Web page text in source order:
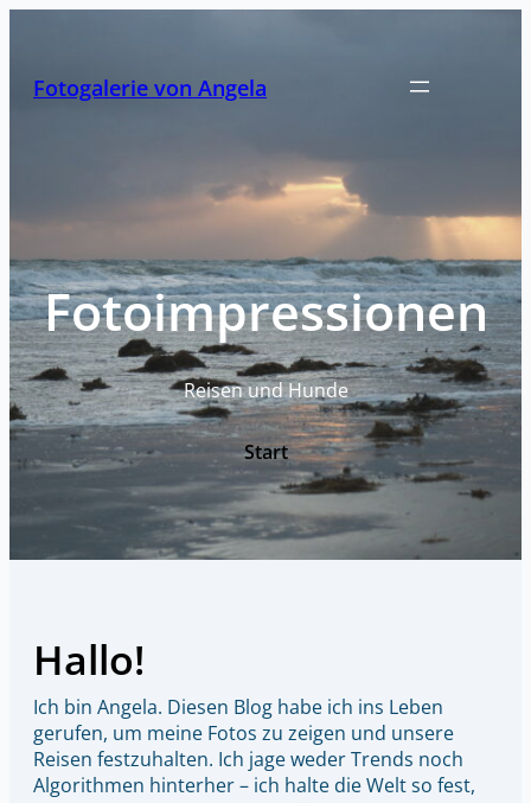
Fotogalerie von Angela
Fotoimpressionen
Reisen und Hunde
Start
Hallo!
Ich bin Angela. Diesen Blog habe ich ins Leben
gerufen, um meine Fotos zu zeigen und unsere
Reisen festzuhalten. Ich jage weder Trends noch
Algorithmen hinterher – ich halte die Welt so fest,